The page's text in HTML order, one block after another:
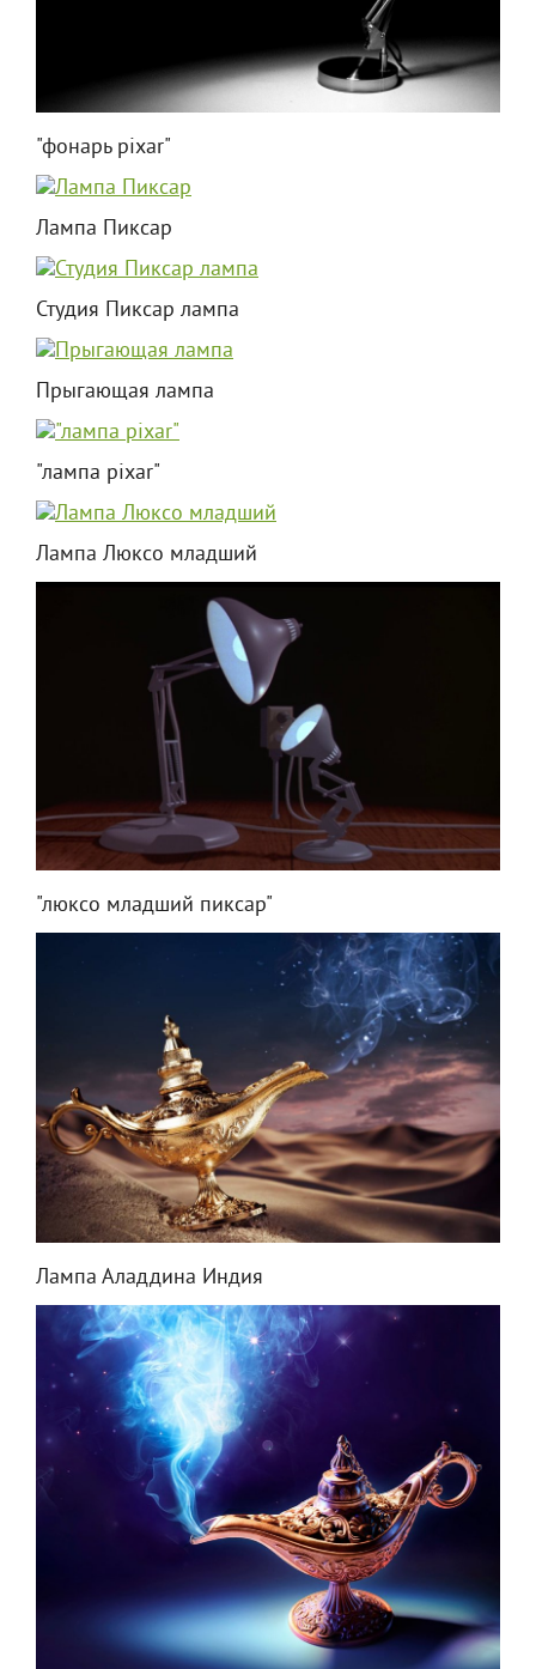
"фонарь pixar"
Лампа Пиксар
Студия Пиксар лампа
Прыгающая лампа
"лампа pixar"
Лампа Люксо младший
"люксо младший пиксар"
Лампа Аладдина Индия